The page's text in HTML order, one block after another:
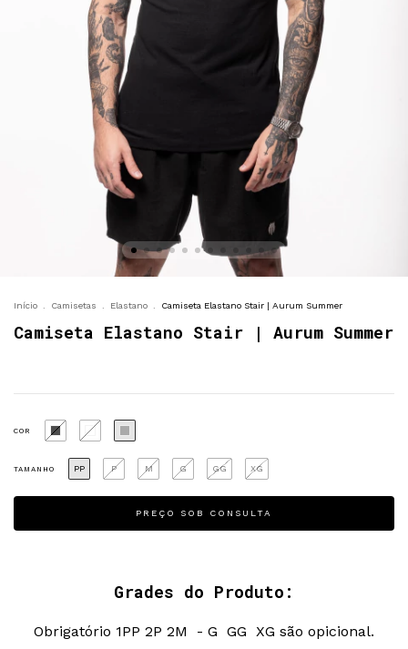
Início Camisetas Elastano Camiseta Elastano Stair | Aurum Summer
Camiseta Elastano Stair | Aurum Summer
COR
TAMANHO PP P M G GG XG
Grades do Produto:
Obrigatório 1PP 2P 2M - G GG XG são opicional.